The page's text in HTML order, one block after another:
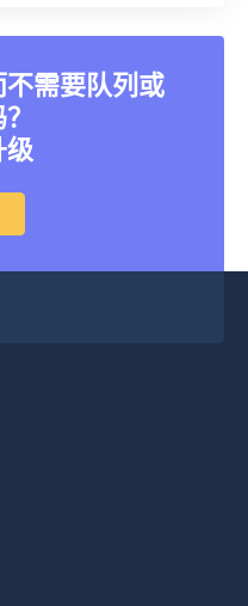
需要队列或
级